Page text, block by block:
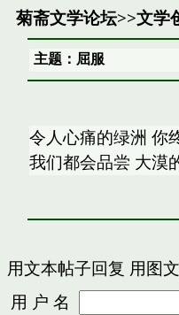
菊斋文学论坛>>文学
主题：屈服
令人心痛的绿洲 你
我们都会品尝 大漠
用文本帖子回复 用图
用 户 名